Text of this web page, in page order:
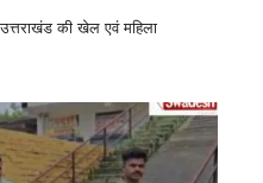
की खेल एवं महिला